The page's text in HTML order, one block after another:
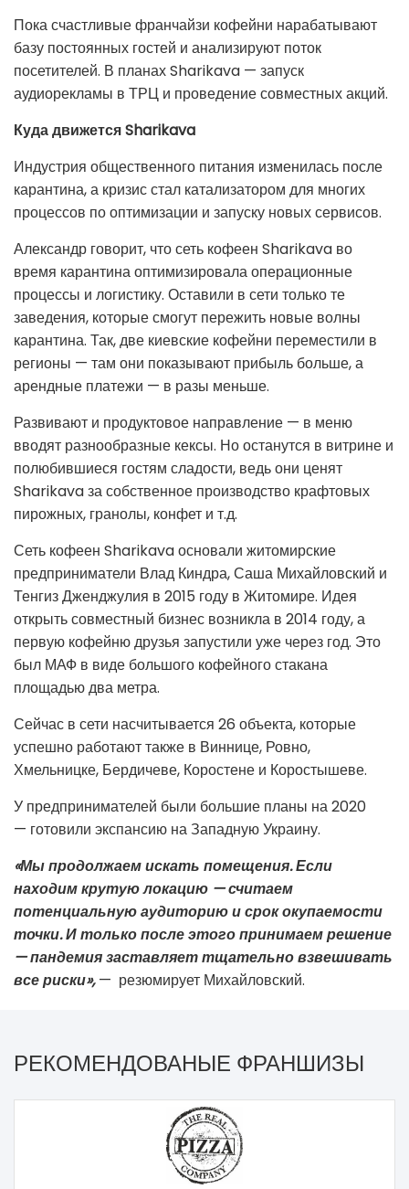
Пока счастливые франчайзи кофейни нарабатывают
базу постоянных гостей и анализируют поток
посетителей. В планах Sharikava — запуск
аудиорекламы в ТРЦ и проведение совместных акций.
Куда движется Sharikava
Индустрия общественного питания изменилась после
карантина, а кризис стал катализатором для многих
процессов по оптимизации и запуску новых сервисов.
Александр говорит, чтосеть кофеен Sharikava во
время карантина оптимизировала операционные
процессы и логистику. Оставили в сети только те
заведения, которые смогут пережить новые волны
карантина. Так, две киевские кофейни переместили в
регионы — там они показывают прибыль больше, а
арендные платежи — в разы меньше.
Развивают и продуктовое направление — в меню
вводят разнообразные кексы. Но останутся в витрине и
полюбившиеся гостям сладости, ведь они ценят
Sharikava за собственное производство крафтовых
пирожных, гранолы, конфет и т.д.
Сеть кофеен Sharikava основали житомирские
предприниматели Влад Киндра, Саша Михайловский и
Тенгиз Дженджулия в 2015 году в Житомире. Идея
открыть совместный бизнес возникла в 2014 году, а
первую кофейню друзья запустили уже через год. Это
был МАФ в виде большого кофейного стакана
площадью два метра.
Сейчас в сети насчитывается 26 объекта, которые
успешно работают также в Виннице, Ровно,
Хмельницке, Бердичеве, Коростене и Коростышеве.
У предпринимателей были большие планы на 2020
— готовили экспансию на Западную Украину.
«Мы продолжаем искать помещения. Если
находим крутую локацию —считаем
потенциальную аудиторию и срок окупаемости
точки. И только после этого принимаем решение
—пандемия заставляет тщательно взвешивать
все риски», — резюмирует Михайловский.
РЕКОМЕНДОВАНЫЕ ФРАНШИЗЫ